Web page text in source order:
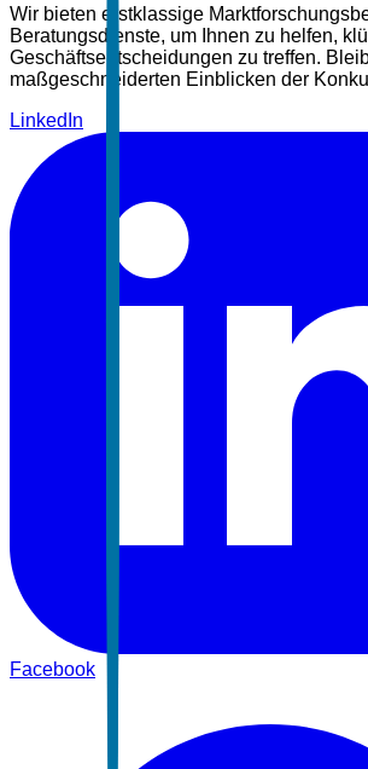
Wir bieten erstklassige
Beratungsdienste, um Ihnen zu helfen,
Geschäftsentscheidungen zu treffen.
maßgeschneiderten Einblicken der
LinkedIn
Facebook